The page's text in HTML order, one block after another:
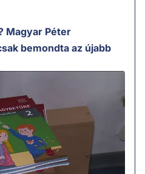
Magyar Péter
bemondta az újabb